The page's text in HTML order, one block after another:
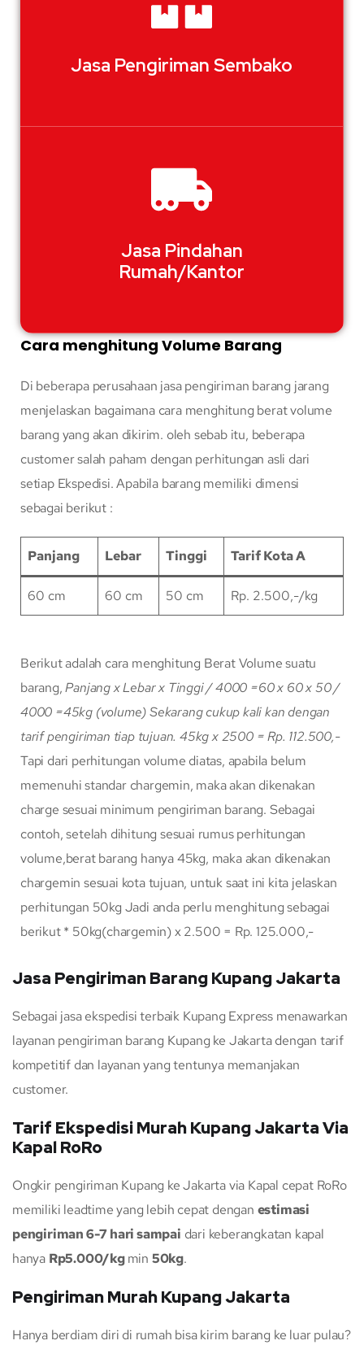
Jasa Pengiriman Sembako
Jasa Pindahan
Rumah/Kantor
Cara menghitung Volume Barang
Di beberapa perusahaan jasa pengiriman barang jarang
menjelaskan bagaimana cara menghitung berat volume
barang yang akan dikirim. oleh sebab itu, beberapa
customer salah paham dengan perhitungan asli dari
setiap Ekspedisi. Apabila barang memiliki dimensi
sebagai berikut :
Panjang Lebar Tinggi Tarif Kota A
60 cm 60 cm 50 cm Rp. 2.500,-/kg
Berikut adalah cara menghitung Berat Volume suatu
barang,Panjang x Lebar x Tinggi / 4000 =60 x 60 x 50 /
4000 =45kg (volume)Sekarang cukup kali kan dengan
tarif pengiriman tiap tujuan. 45kg x 2500 = Rp. 112.500,-
Tapi dari perhitungan volume diatas, apabila belum
memenuhi standar chargemin, maka akan dikenakan
charge sesuai minimum pengiriman barang. Sebagai
contoh, setelah dihitung sesuai rumus perhitungan
volume,berat barang hanya 45kg, maka akan dikenakan
chargemin sesuai kota tujuan, untuk saat ini kita jelaskan
perhitungan 50kg Jadi anda perlu menghitung sebagai
berikut * 50kg(chargemin) x 2.500 = Rp. 125.000,-
Jasa Pengiriman Barang Kupang Jakarta
Sebagai jasa ekspedisi terbaik Kupang Express menawarkan
layanan pengiriman barang Kupang ke Jakarta dengan tarif
kompetitif dan layanan yang tentunya memanjakan
customer.
Tarif Ekspedisi Murah Kupang Jakarta Via
Kapal RoRo
Ongkir pengiriman Kupang ke Jakarta via Kapal cepat RoRo
memiliki leadtime yang lebih cepat dengan estimasi
pengiriman 6-7 hari sampai dari keberangkatan kapal
hanya Rp5.000/kgmin 50kg.
Pengiriman Murah Kupang Jakarta
Hanya berdiam diri di rumah bisa kirim barang ke luar pulau?